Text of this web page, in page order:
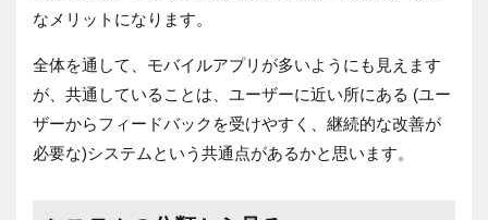
なメリットになります。
全体を通して、モバイルアプリが多いようにも見えます
が、共通していることは、ユーザーに近い所にある (ユー
ザーからフィードバックを受けやすく、継続的な改善が
必要な)システムという共通点があるかと思います。